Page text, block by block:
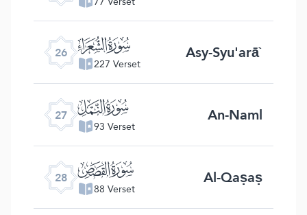
26 ﮦ
227 Verset Asy-Syu'arā`
27 ﮧ
93 Verset An-Naml
28 ﮨ
88 Verset Al-Qaṣaṣ